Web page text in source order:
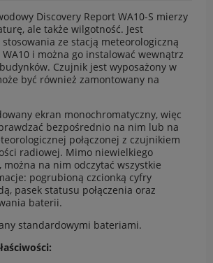
Discovery Report WA10-S mierzy
ale także wilgotność. Jest
ze stacją meteorologiczną
i można go instalować wewnątrz
Czujnik jest wyposażony w
być również zamontowany na
ekran monochromatyczny, więc
bezpośrednio na nim lub na
połączonej z czujnikiem
radiowej. Mimo niewielkiego
na nim odczytać wszystkie
pogrubioną czcionką cyfry
pasek statusu połączenia oraz
baterii.
standardowymi bateriami.